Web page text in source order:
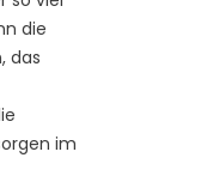
die
das
im